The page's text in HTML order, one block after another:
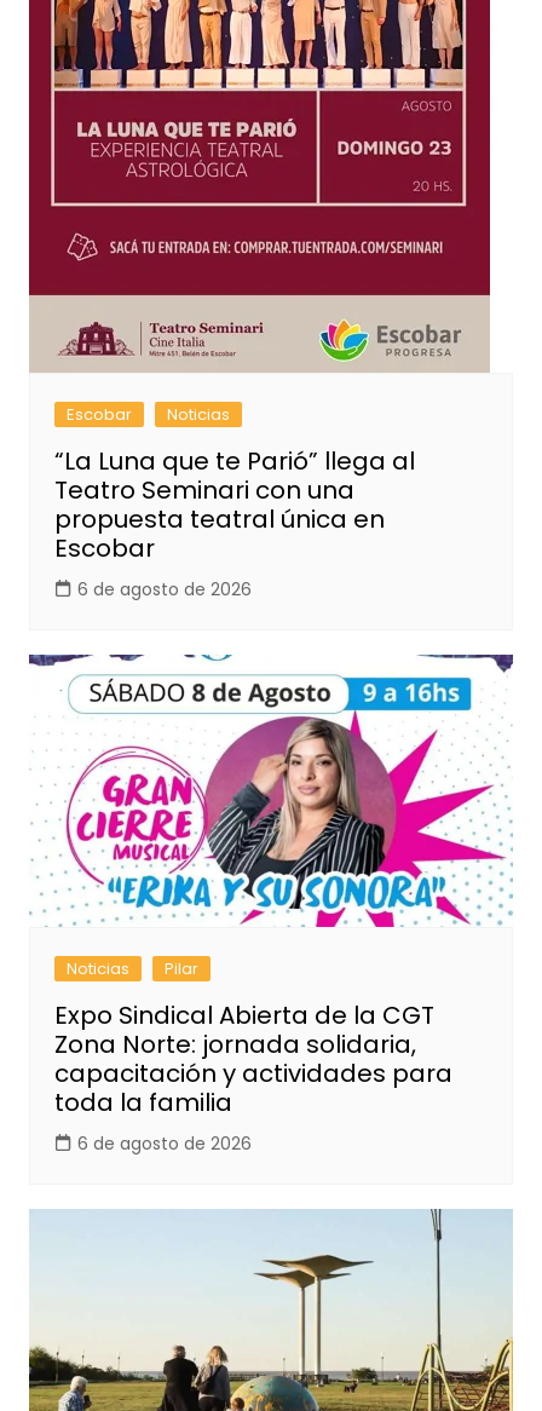
Escobar Noticias
“La Luna que te Parió” llega al
Teatro Seminari con una
propuesta teatral única en
Escobar
6 de agosto de 2026
Noticias Pilar
Expo Sindical Abierta de la CGT
Zona Norte: jornada solidaria,
capacitación y actividades para
toda la familia
6 de agosto de 2026